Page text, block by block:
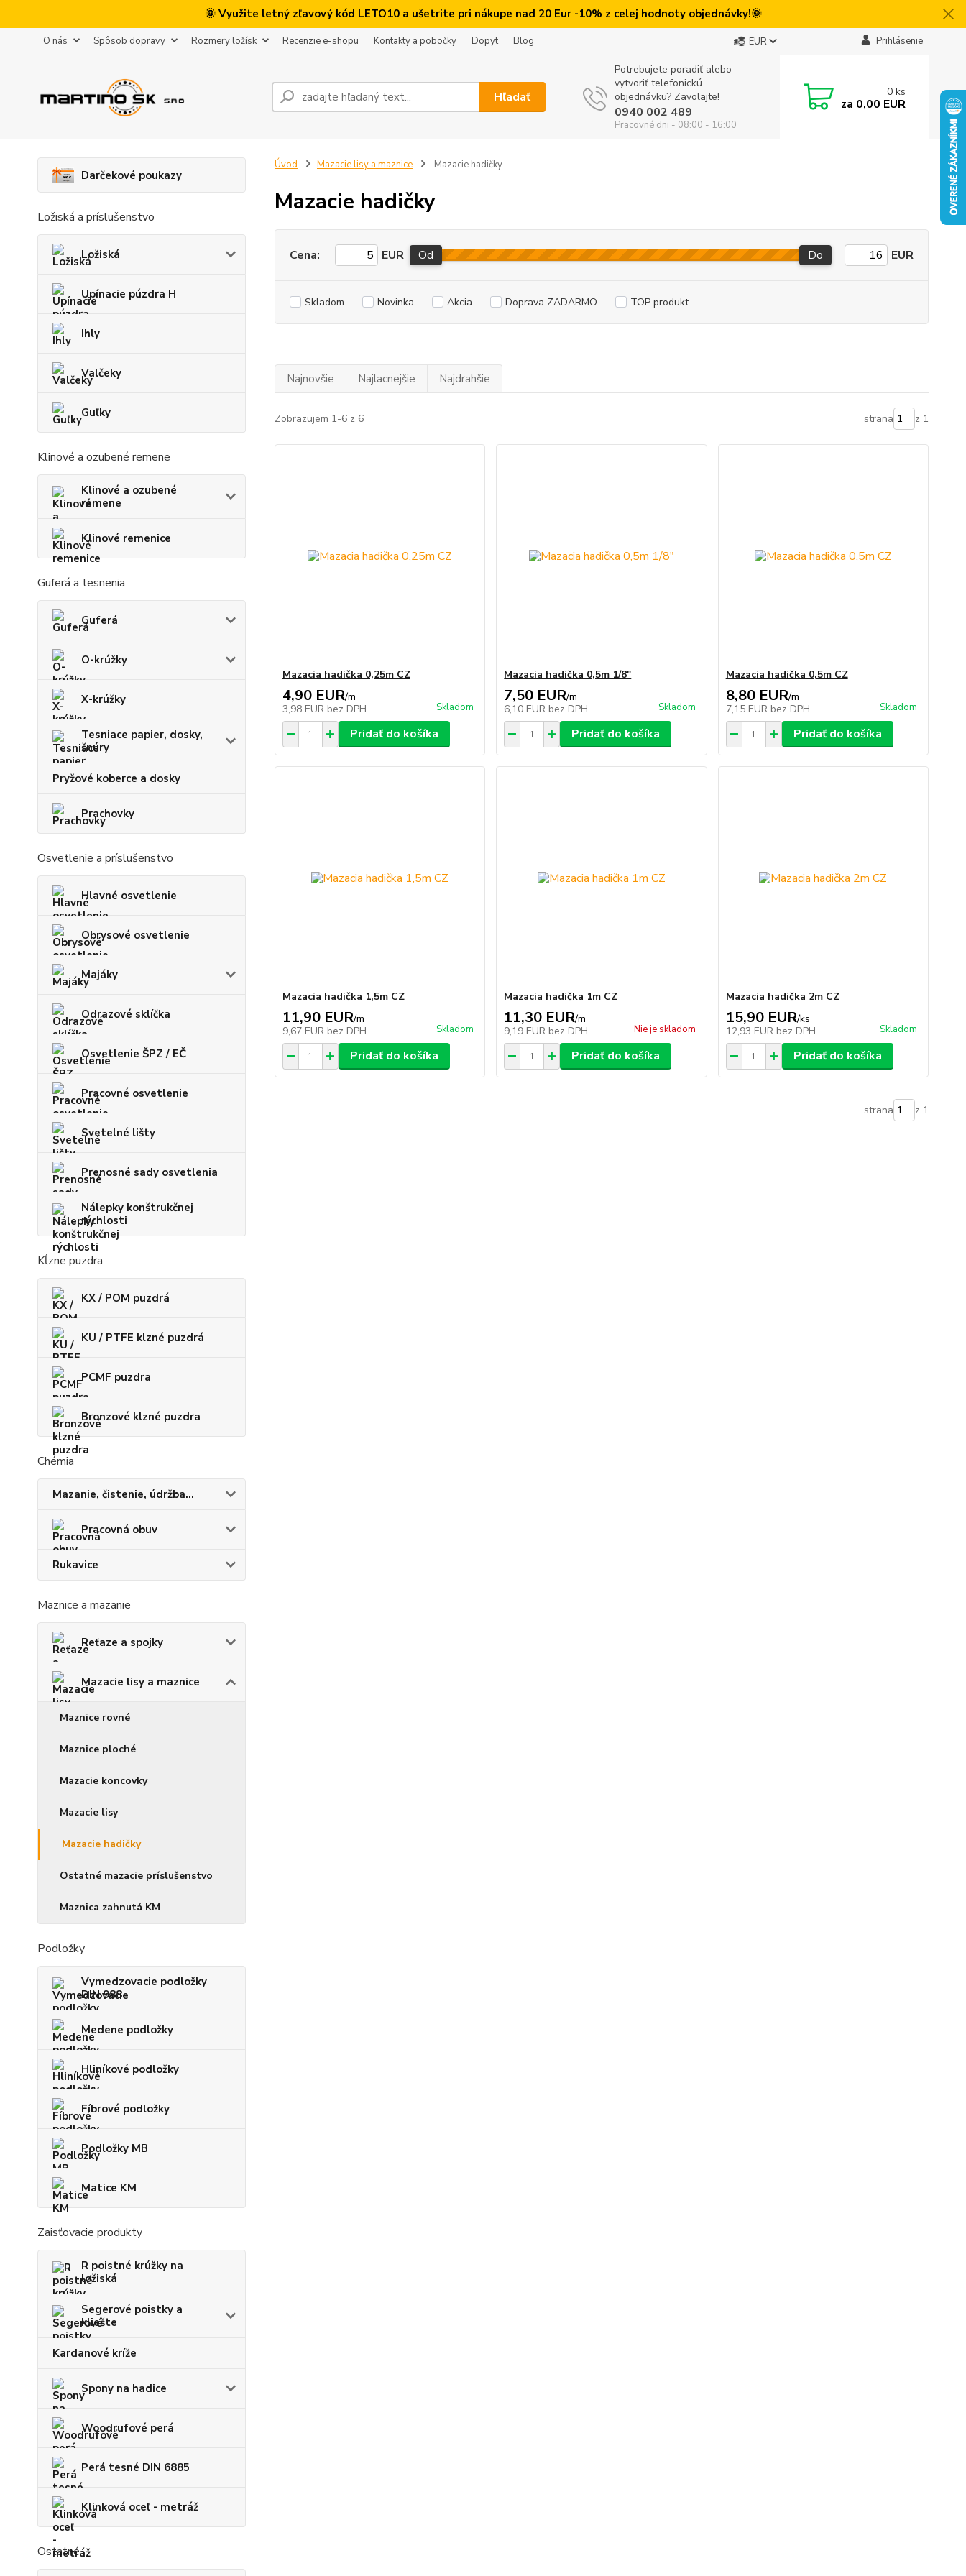
🌞 Využite letný zľavový kód LETO10 a ušetrite pri nákupe nad 20 Eur -10% z celej hodnoty objednávky!🌞
O nás Spôsob dopravy Rozmery ložísk Recenzie e-shopu Kontakty a pobočky Dopyt Blog EUR Prihlásenie
Hľadať
Potrebujete poradiť alebo
vytvoriť telefonickú
objednávku? Zavolajte!
0940 002 489
Pracovné dni - 08:00 - 16:00
0 ks
za 0,00 EUR
Darčekové poukazy
Ložiská a príslušenstvo
Ložiská
Upínacie púzdra H
Ihly
Valčeky
Guľky
Klinové a ozubené remene
Klinové a ozubené
remene
Klinové remenice
Guferá a tesnenia
Guferá
O-krúžky
X-krúžky
Tesniace papier, dosky,
šnúry
Pryžové koberce a dosky
Prachovky
Osvetlenie a príslušenstvo
Hlavné osvetlenie
Obrysové osvetlenie
Majáky
Odrazové sklíčka
Osvetlenie ŠPZ / EČ
Pracovné osvetlenie
Svetelné lišty
Prenosné sady osvetlenia
Nálepky konštrukčnej
rýchlosti
Kĺzne puzdra
KX / POM puzdrá
KU / PTFE klzné puzdrá
PCMF puzdra
Bronzové klzné puzdra
Chémia
Mazanie, čistenie, údržba...
Pracovná obuv
Rukavice
Maznice a mazanie
Reťaze a spojky
Mazacie lisy a maznice
Maznice rovné
Maznice ploché
Mazacie koncovky
Mazacie lisy
Mazacie hadičky
Ostatné mazacie príslušenstvo
Maznica zahnutá KM
Podložky
Vymedzovacie podložky
DIN 988
Medene podložky
Hliníkové podložky
Fíbrové podložky
Podložky MB
Matice KM
Zaisťovacie produkty
R poistné krúžky na
ložiská
Segerové poistky a
kliešte
Kardanové kríže
Spony na hadice
Woodrufové perá
Perá tesné DIN 6885
Klinková oceľ - metráž
Ostatné
Úvod Mazacie lisy a maznice Mazacie hadičky
Mazacie hadičky
Cena: EUR Od Do EUR
Skladom Novinka Akcia Doprava ZADARMO TOP produkt
Najnovšie Najlacnejšie Najdrahšie
Zobrazujem 1-6 z 6 strana z 1
Mazacia hadička 0,25m CZ
4,90 EUR/m
3,98 EUR bez DPH Skladom
Pridať do košíka
Mazacia hadička 0,5m 1/8"
7,50 EUR/m
6,10 EUR bez DPH Skladom
Pridať do košíka
Mazacia hadička 0,5m CZ
8,80 EUR/m
7,15 EUR bez DPH Skladom
Pridať do košíka
Mazacia hadička 1,5m CZ
11,90 EUR/m
9,67 EUR bez DPH Skladom
Pridať do košíka
Mazacia hadička 1m CZ
11,30 EUR/m
9,19 EUR bez DPH Nie je skladom
Pridať do košíka
Mazacia hadička 2m CZ
15,90 EUR/ks
12,93 EUR bez DPH Skladom
Pridať do košíka
strana z 1